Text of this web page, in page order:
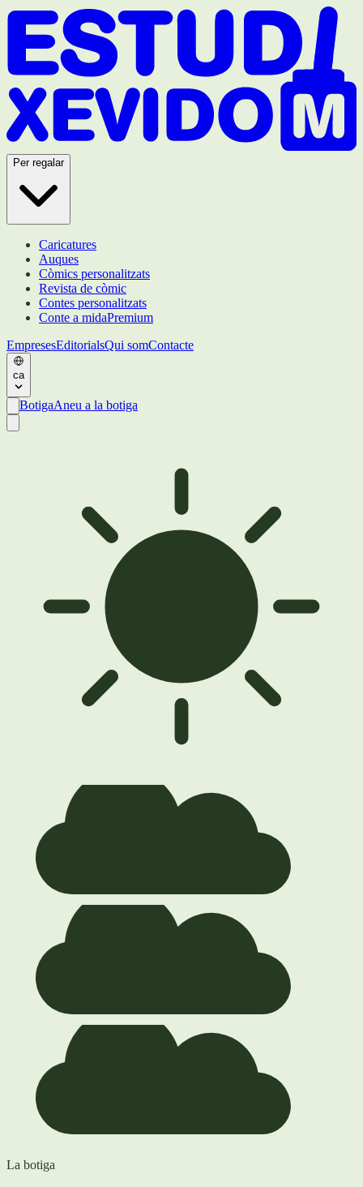
Per regalar
Caricatures
Auques
Còmics personalitzats
Revista de còmic
Contes personalitzats
Conte a midaPremium
EmpresesEditorialsQui somContacte
ca
BotigaAneu a la botiga
La botiga